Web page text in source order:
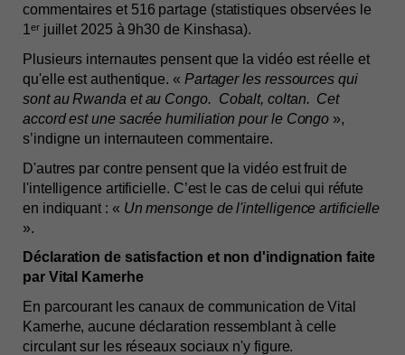
commentaires et 516 partage (statistiques observées le
1ᵉʳ juillet 2025 à 9h30 de Kinshasa).
Plusieurs internautes pensent que la vidéo est réelle et
qu'elle est authentique. « Partager les ressources qui
sont au Rwanda et au Congo.  Cobalt, coltan.  Cet
accord est une sacrée humiliation pour le Congo »,
s’indigne un internauteen commentaire.
D'autres par contre pensent que la vidéo est fruit de
l'intelligence artificielle. C’est le cas de celui qui réfute
en indiquant : « Un mensonge de l'intelligence artificielle
».
Déclaration de satisfaction et non d'indignation faite
par Vital Kamerhe
En parcourant les canaux de communication de Vital
Kamerhe, aucune déclaration ressemblant à celle
circulant sur les réseaux sociaux n'y figure.